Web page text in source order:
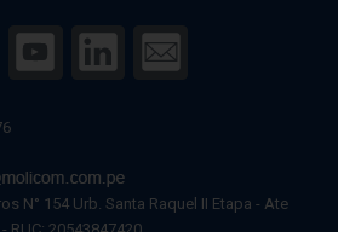
N° 154 Urb. Santa Raquel II Etapa - Ate